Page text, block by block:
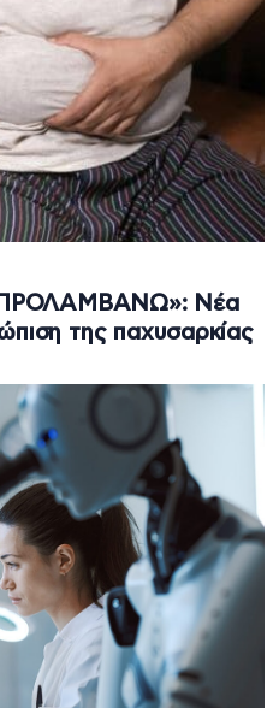
Νέα
της παχυσαρκίας